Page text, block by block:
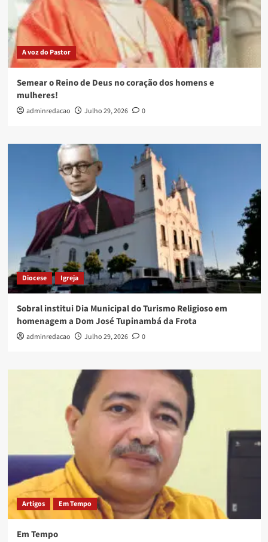
A voz do Pastor
Semear o Reino de Deus no coração dos homens e
mulheres!
adminredacao Julho 29, 2026 0
Diocese Igreja
Sobral institui Dia Municipal do Turismo Religioso em
homenagem a Dom José Tupinambá da Frota
adminredacao Julho 29, 2026 0
Artigos Em Tempo
Em Tempo